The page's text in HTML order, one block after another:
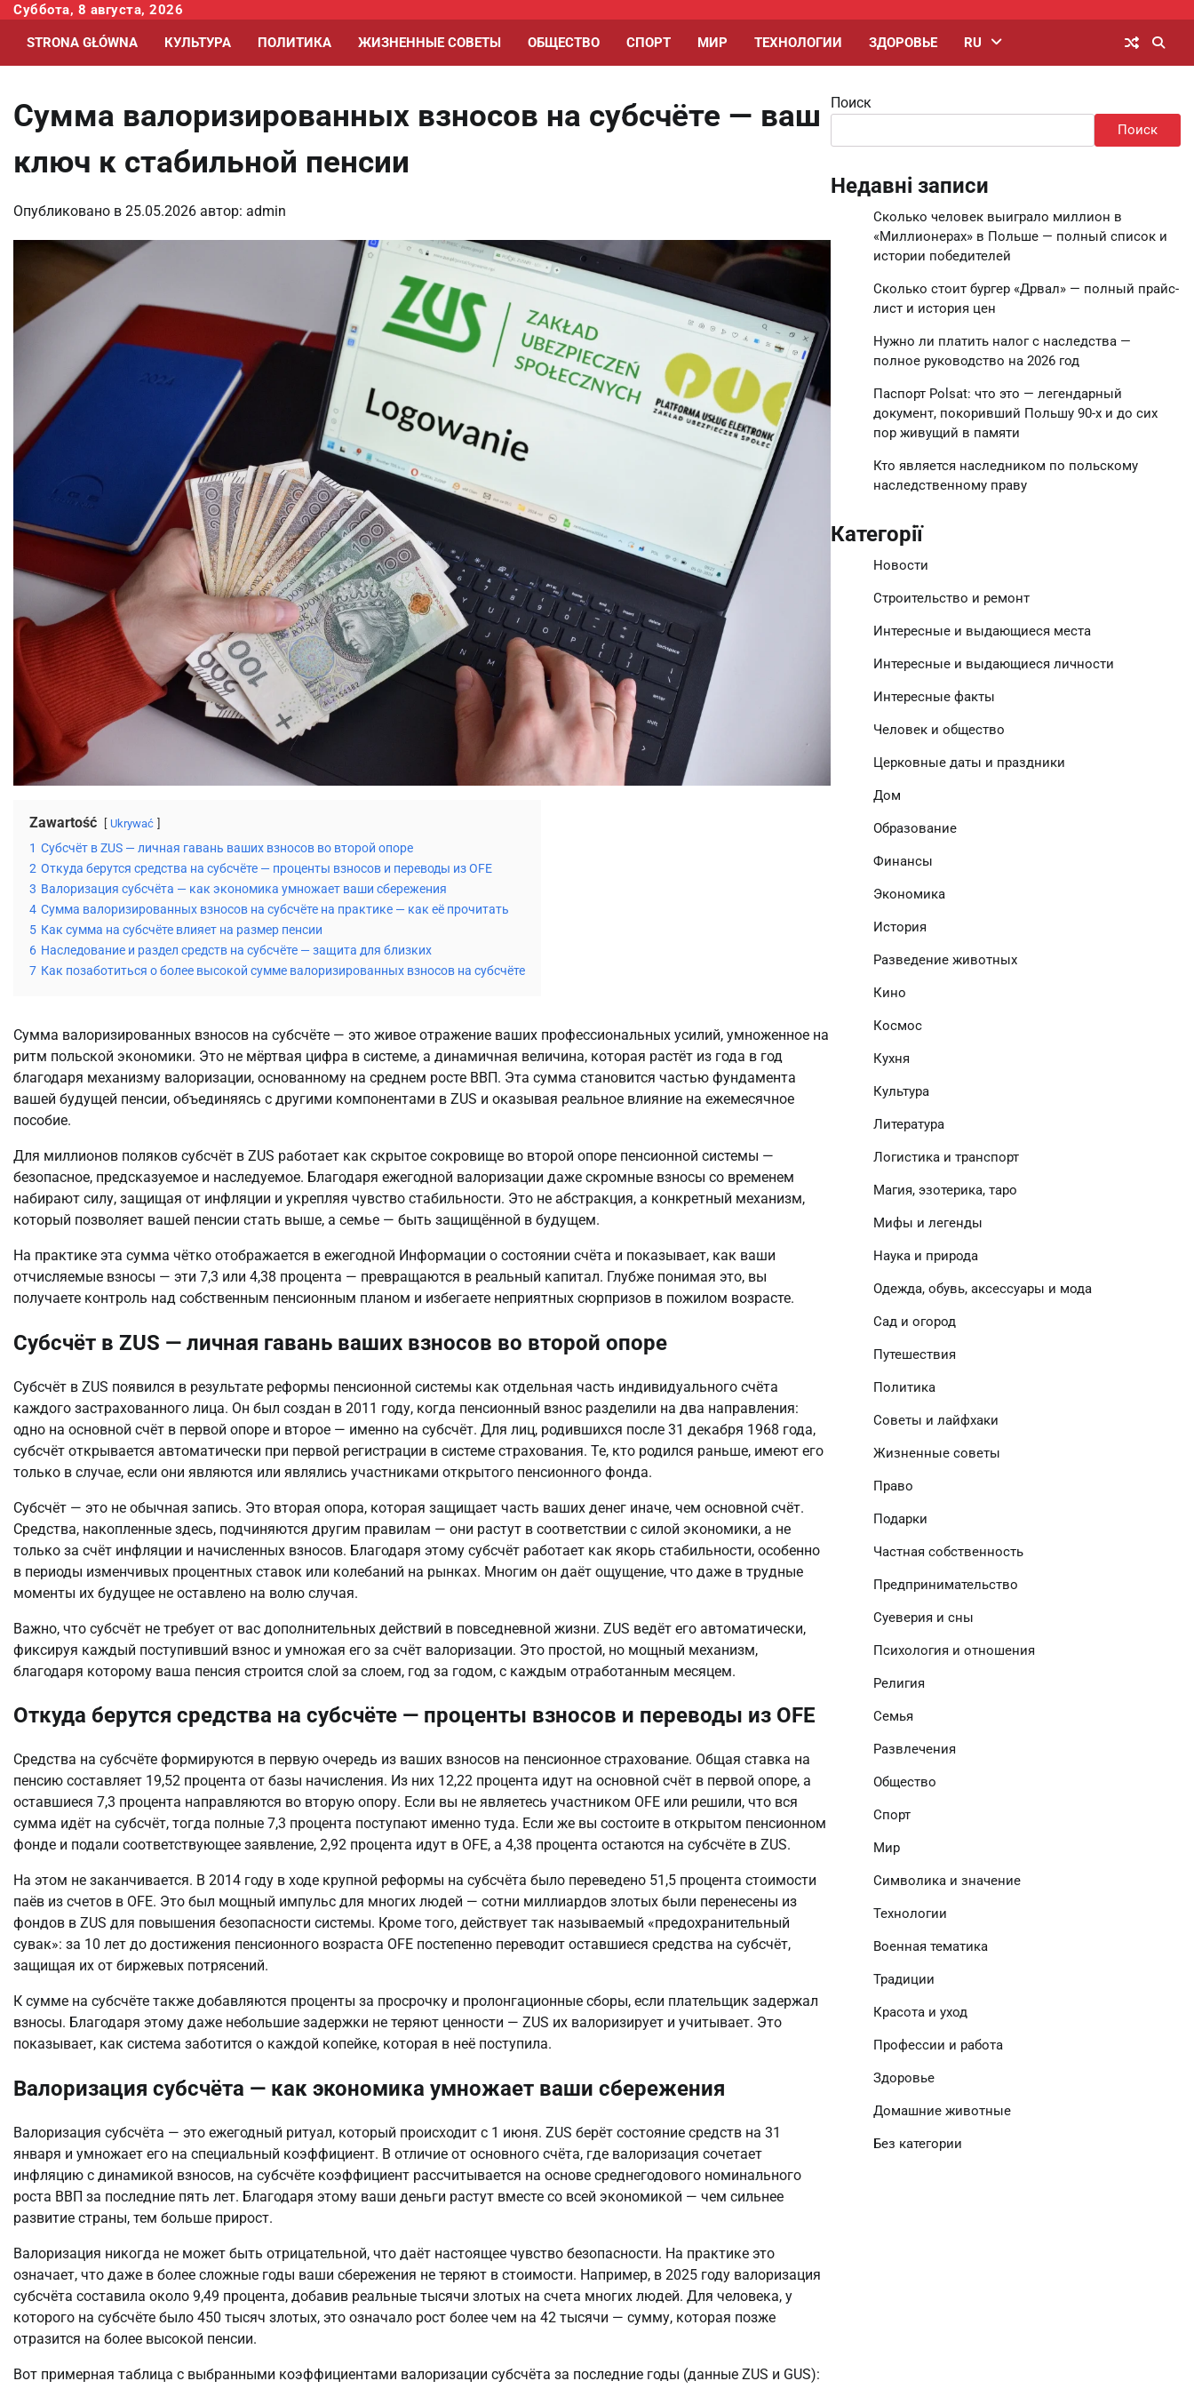
Перейти
содержимому
Суббота, 8 августа, 2026
STRONA GŁÓWNA КУЛЬТУРА ПОЛИТИКА ЖИЗНЕННЫЕ СОВЕТЫ ОБЩЕСТВО СПОРТ МИР ТЕХНОЛОГИИ ЗДОРОВЬЕ RU
Сумма валоризированных взносов на субсчёте — ваш
ключ к стабильной пенсии
Опубликовано в 25.05.2026 автор: admin
Zawartość Ukrywać
1 Субсчёт в ZUS — личная гавань ваших взносов во второй опоре
2 Откуда берутся средства на субсчёте — проценты взносов и переводы из OFE
3 Валоризация субсчёта — как экономика умножает ваши сбережения
4 Сумма валоризированных взносов на субсчёте на практике — как её прочитать
5 Как сумма на субсчёте влияет на размер пенсии
6 Наследование и раздел средств на субсчёте — защита для близких
7 Как позаботиться о более высокой сумме валоризированных взносов на субсчёте
Сумма валоризированных взносов на субсчёте — это живое отражение ваших профессиональных усилий, умноженное на
ритм польской экономики. Это не мёртвая цифра в системе, а динамичная величина, которая растёт из года в год
благодаря механизму валоризации, основанному на среднем росте ВВП. Эта сумма становится частью фундамента
вашей будущей пенсии, объединяясь с другими компонентами в ZUS и оказывая реальное влияние на ежемесячное
пособие.
Для миллионов поляков субсчёт в ZUS работает как скрытое сокровище во второй опоре пенсионной системы —
безопасное, предсказуемое и наследуемое. Благодаря ежегодной валоризации даже скромные взносы со временем
набирают силу, защищая от инфляции и укрепляя чувство стабильности. Это не абстракция, а конкретный механизм,
который позволяет вашей пенсии стать выше, а семье — быть защищённой в будущем.
На практике эта сумма чётко отображается в ежегодной Информации о состоянии счёта и показывает, как ваши
отчисляемые взносы — эти 7,3 или 4,38 процента — превращаются в реальный капитал. Глубже понимая это, вы
получаете контроль над собственным пенсионным планом и избегаете неприятных сюрпризов в пожилом возрасте.
Субсчёт в ZUS — личная гавань ваших взносов во второй опоре
Субсчёт в ZUS появился в результате реформы пенсионной системы как отдельная часть индивидуального счёта
каждого застрахованного лица. Он был создан в 2011 году, когда пенсионный взнос разделили на два направления:
одно на основной счёт в первой опоре и второе — именно на субсчёт. Для лиц, родившихся после 31 декабря 1968 года,
субсчёт открывается автоматически при первой регистрации в системе страхования. Те, кто родился раньше, имеют его
только в случае, если они являются или являлись участниками открытого пенсионного фонда.
Субсчёт — это не обычная запись. Это вторая опора, которая защищает часть ваших денег иначе, чем основной счёт.
Средства, накопленные здесь, подчиняются другим правилам — они растут в соответствии с силой экономики, а не
только за счёт инфляции и начисленных взносов. Благодаря этому субсчёт работает как якорь стабильности, особенно
в периоды изменчивых процентных ставок или колебаний на рынках. Многим он даёт ощущение, что даже в трудные
моменты их будущее не оставлено на волю случая.
Важно, что субсчёт не требует от вас дополнительных действий в повседневной жизни. ZUS ведёт его автоматически,
фиксируя каждый поступивший взнос и умножая его за счёт валоризации. Это простой, но мощный механизм,
благодаря которому ваша пенсия строится слой за слоем, год за годом, с каждым отработанным месяцем.
Откуда берутся средства на субсчёте — проценты взносов и переводы из OFE
Средства на субсчёте формируются в первую очередь из ваших взносов на пенсионное страхование. Общая ставка на
пенсию составляет 19,52 процента от базы начисления. Из них 12,22 процента идут на основной счёт в первой опоре, а
оставшиеся 7,3 процента направляются во вторую опору. Если вы не являетесь участником OFE или решили, что вся
сумма идёт на субсчёт, тогда полные 7,3 процента поступают именно туда. Если же вы состоите в открытом пенсионном
фонде и подали соответствующее заявление, 2,92 процента идут в OFE, а 4,38 процента остаются на субсчёте в ZUS.
На этом не заканчивается. В 2014 году в ходе крупной реформы на субсчёта было переведено 51,5 процента стоимости
паёв из счетов в OFE. Это был мощный импульс для многих людей — сотни миллиардов злотых были перенесены из
фондов в ZUS для повышения безопасности системы. Кроме того, действует так называемый «предохранительный
сувак»: за 10 лет до достижения пенсионного возраста OFE постепенно переводит оставшиеся средства на субсчёт,
защищая их от биржевых потрясений.
К сумме на субсчёте также добавляются проценты за просрочку и пролонгационные сборы, если плательщик задержал
взносы. Благодаря этому даже небольшие задержки не теряют ценности — ZUS их валоризирует и учитывает. Это
показывает, как система заботится о каждой копейке, которая в неё поступила.
Валоризация субсчёта — как экономика умножает ваши сбережения
Валоризация субсчёта — это ежегодный ритуал, который происходит с 1 июня. ZUS берёт состояние средств на 31
января и умножает его на специальный коэффициент. В отличие от основного счёта, где валоризация сочетает
инфляцию с динамикой взносов, на субсчёте коэффициент рассчитывается на основе среднегодового номинального
роста ВВП за последние пять лет. Благодаря этому ваши деньги растут вместе со всей экономикой — чем сильнее
развитие страны, тем больше прирост.
Валоризация никогда не может быть отрицательной, что даёт настоящее чувство безопасности. На практике это
означает, что даже в более сложные годы ваши сбережения не теряют в стоимости. Например, в 2025 году валоризация
субсчёта составила около 9,49 процента, добавив реальные тысячи злотых на счета многих людей. Для человека, у
которого на субсчёте было 450 тысяч злотых, это означало рост более чем на 42 тысячи — сумму, которая позже
отразится на более высокой пенсии.
Вот примерная таблица с выбранными коэффициентами валоризации субсчёта за последние годы (данные ZUS и GUS):
Поиск
Поиск
Недавні записи
Сколько человек выиграло миллион в
«Миллионерах» в Польше — полный список и
истории победителей
Сколько стоит бургер «Дрвал» — полный прайс-
лист и история цен
Нужно ли платить налог с наследства —
полное руководство на 2026 год
Паспорт Polsat: что это — легендарный
документ, покоривший Польшу 90-х и до сих
пор живущий в памяти
Кто является наследником по польскому
наследственному праву
Категорії
Новости
Строительство и ремонт
Интересные и выдающиеся места
Интересные и выдающиеся личности
Интересные факты
Человек и общество
Церковные даты и праздники
Дом
Образование
Финансы
Экономика
История
Разведение животных
Кино
Космос
Кухня
Культура
Литература
Логистика и транспорт
Магия, эзотерика, таро
Мифы и легенды
Наука и природа
Одежда, обувь, аксессуары и мода
Сад и огород
Путешествия
Политика
Советы и лайфхаки
Жизненные советы
Право
Подарки
Частная собственность
Предпринимательство
Суеверия и сны
Психология и отношения
Религия
Семья
Развлечения
Общество
Спорт
Мир
Символика и значение
Технологии
Военная тематика
Традиции
Красота и уход
Профессии и работа
Здоровье
Домашние животные
Без категории